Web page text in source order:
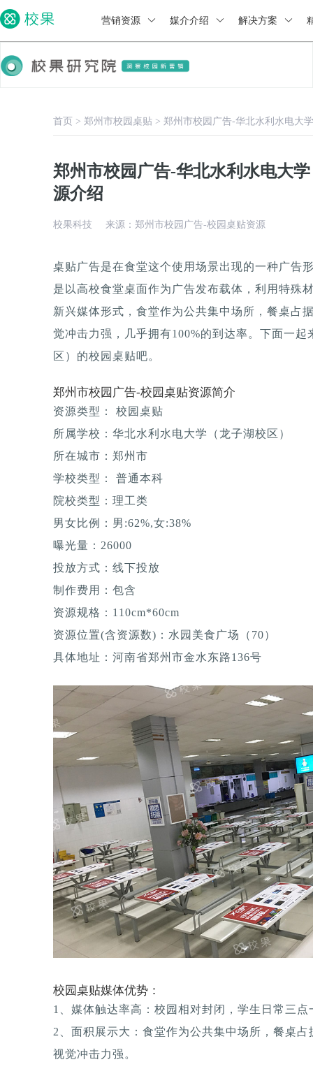
营销资源 媒介介绍 解决方案
首页 > 郑州市校园桌贴 > 郑州市校园广告-华北水利水电大
郑州市校园广告-华北水利水电大
源介绍
校果科技 来源：郑州市校园广告-校园桌贴资源
桌贴广告是在食堂这个使用场景出现的一种广告
是以高校食堂桌面作为广告发布载体，利用特殊
新兴媒体形式，食堂作为公共集中场所，餐桌占
觉冲击力强，几乎拥有100%的到达率。下面一
区）的校园桌贴吧。
郑州市校园广告-校园桌贴资源简介
资源类型： 校园桌贴
所属学校：华北水利水电大学（龙子湖校区）
所在城市：郑州市
学校类型： 普通本科
院校类型：理工类
男女比例：男:62%,女:38%
曝光量：26000
投放方式：线下投放
制作费用：包含
资源规格：110cm*60cm
资源位置(含资源数)：水园美食广场（70）
具体地址：河南省郑州市金水东路136号
校园桌贴媒体优势：
1、媒体触达率高：校园相对封闭，学生日常三
2、面积展示大：食堂作为公共集中场所，餐桌
视觉冲击力强。